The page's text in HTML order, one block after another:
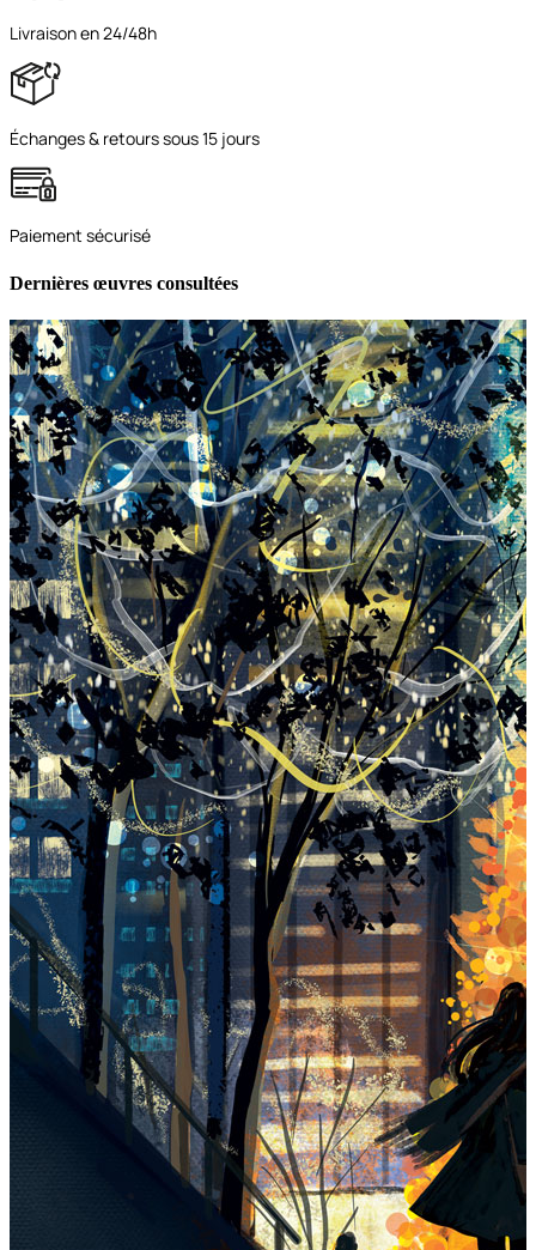
Livraison en 24/48h
Échanges & retours sous 15 jours
Paiement sécurisé
Dernières œuvres consultées